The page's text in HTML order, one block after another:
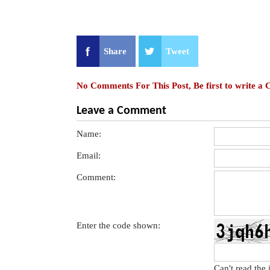
Share Tweet
No Comments For This Post, Be first to write a
Leave a Comment
Name:
Email:
Comment:
Enter the code shown: